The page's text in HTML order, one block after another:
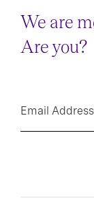
We are
Are you?
Email